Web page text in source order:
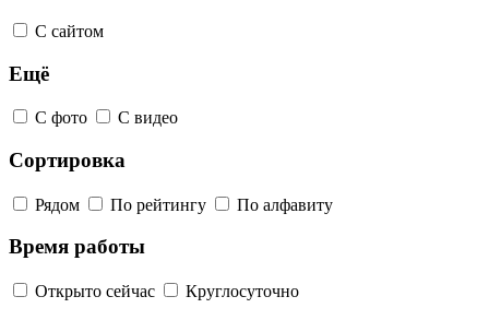
С сайтом
Ещё
С фото С видео
Сортировка
Рядом По рейтингу По алфавиту
Время работы
Открыто сейчас Круглосуточно